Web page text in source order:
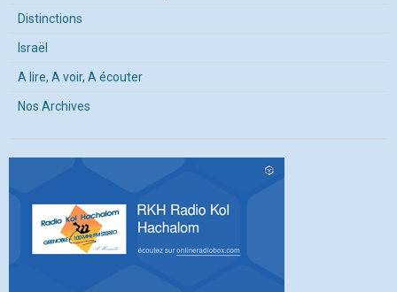
Distinctions
Israël
A lire, A voir, A écouter
Nos Archives